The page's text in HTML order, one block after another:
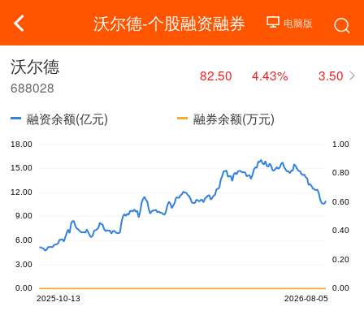
沃尔德-个股融资融券
沃尔德
688028
82.50 4.43% 3.50
融资余额(亿元) 融券余额(万元)